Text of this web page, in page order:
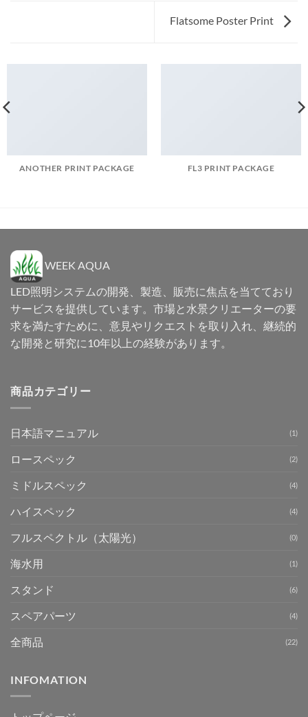
Flatsome Poster Print
ANOTHER PRINT PACKAGE FL3 PRINT PACKAGE
WEEK AQUA
LED照明システムの開発、製造、販売に焦点を当てており
サービスを提供しています。市場と水景クリエーターの要
求を満たすために、意見やリクエストを取り入れ、継続的
な開発と研究に10年以上の経験があります。
商品カテゴリー
日本語マニュアル (1)
ロースペック (2)
ミドルスペック (4)
ハイスペック (4)
フルスペクトル（太陽光） (0)
海水用 (1)
スタンド (6)
スペアパーツ (4)
全商品 (22)
INFOMATION